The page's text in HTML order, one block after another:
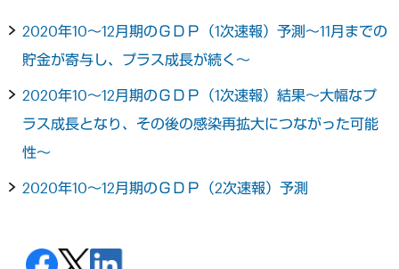
2020年10～12月期のＧＤＰ（1次速報）予測～11月までの
貯金が寄与し、プラス成長が続く～
2020年10～12月期のＧＤＰ（1次速報）結果～大幅なプ
ラス成長となり、その後の感染再拡大につながった可能
性～
2020年10～12月期のＧＤＰ（2次速報）予測